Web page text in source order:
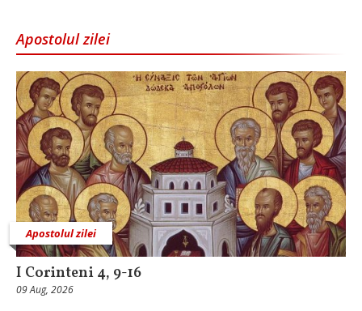
Apostolul zilei
Apostolul zilei
I Corinteni 4, 9-16
09 Aug, 2026